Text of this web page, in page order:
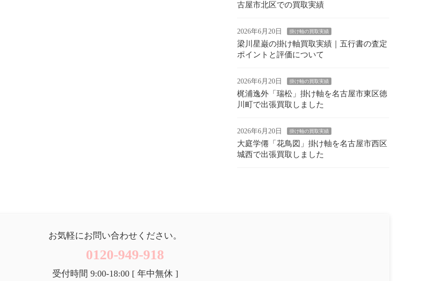
古屋市北区での買取実績
2026年6月20日 掛け軸の買取実績
梁川星巌の掛け軸買取実績｜五行書の査定
ポイントと評価について
2026年6月20日 掛け軸の買取実績
梶浦逸外「瑞松」掛け軸を名古屋市東区徳
川町で出張買取しました
2026年6月20日 掛け軸の買取実績
大庭学僊「花鳥図」掛け軸を名古屋市西区
城西で出張買取しました
お気軽にお問い合わせください。
0120-949-918
受付時間 9:00-18:00 [ 年中無休 ]